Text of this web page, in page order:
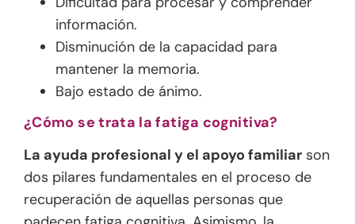
información.
Disminución de la capacidad para
mantener la memoria.
Bajo estado de ánimo.
¿Cómo se trata la fatiga cognitiva?
La ayuda profesional y el apoyo familiar son
dos pilares fundamentales en el proceso de
recuperación de aquellas personas que